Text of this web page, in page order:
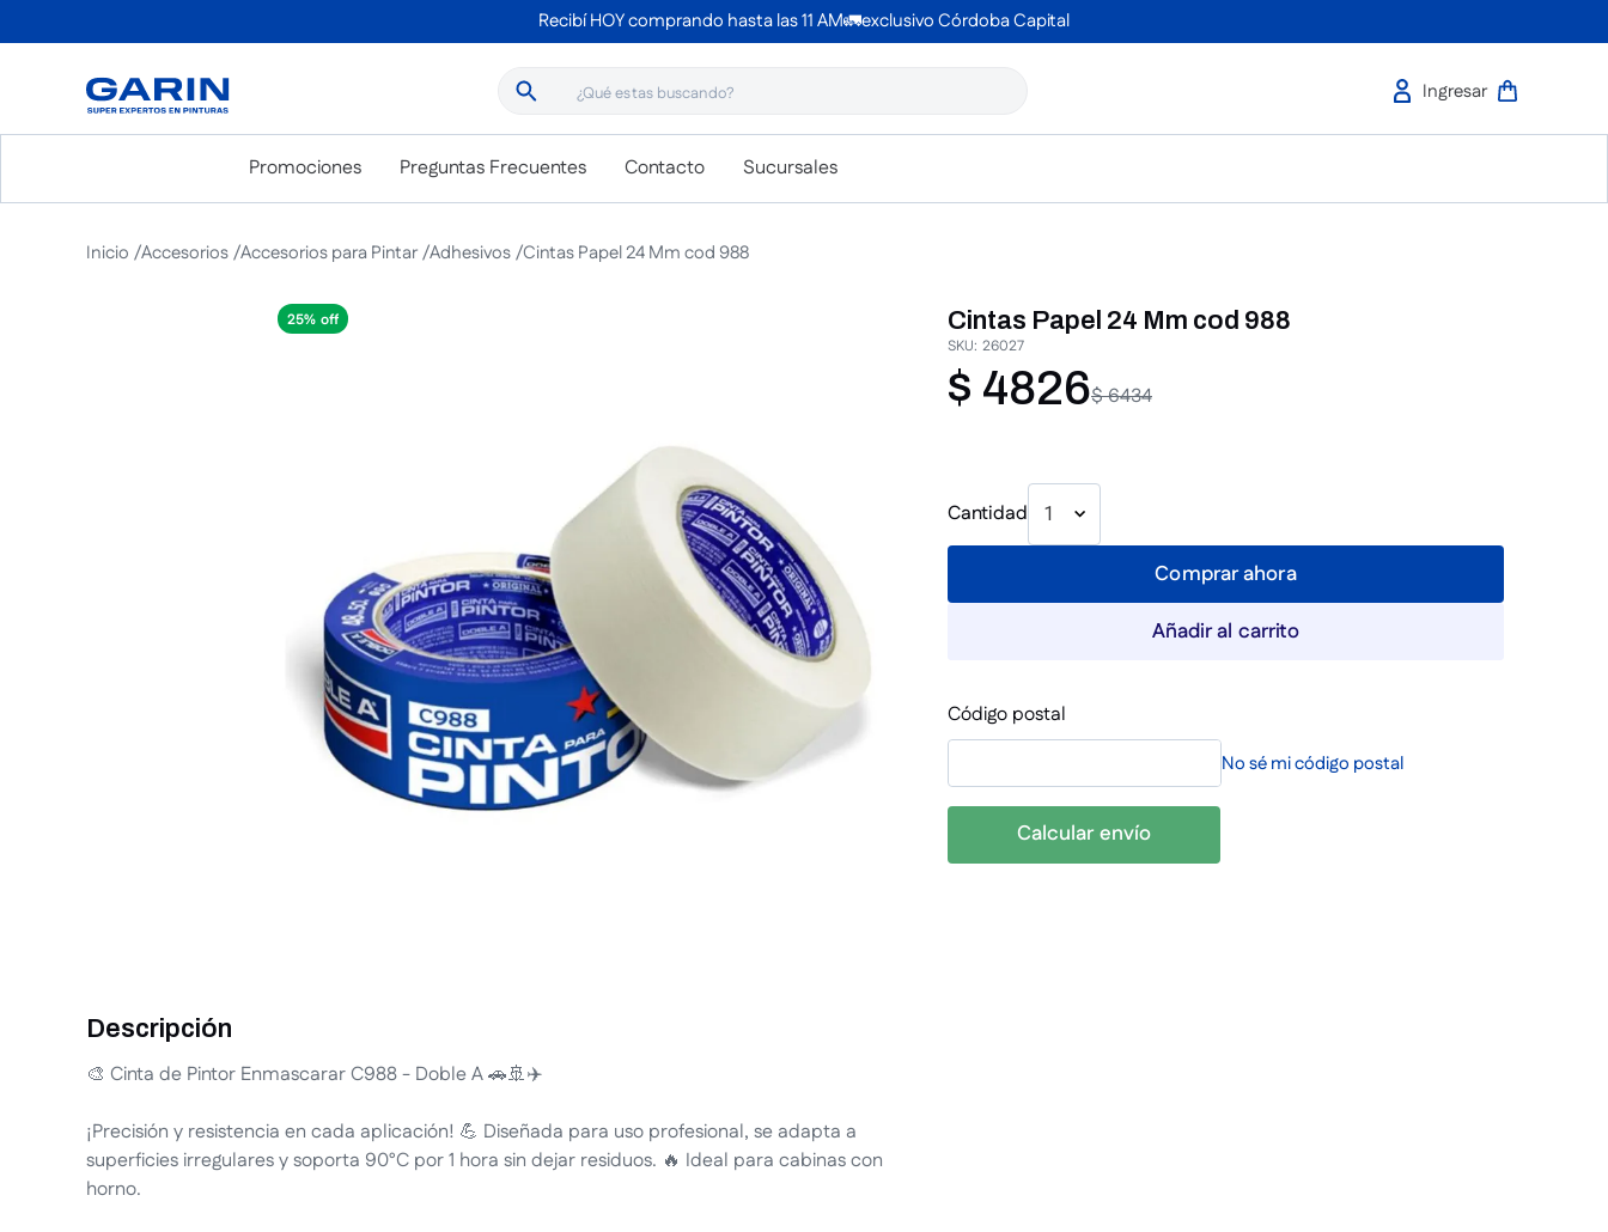
Recibí HOY comprando hasta las 11 AM🚛exclusivo Córdoba Capital
¿Qué estas buscando?
Promociones Preguntas Frecuentes Contacto Sucursales
Accesorios Accesorios para Pintar Adhesivos Cintas Papel 24 Mm cod 988
25%
Descripción
🎨 Cinta de Pintor Enmascarar C988 - Doble A 🚗🚢✈️
¡Precisión y resistencia en cada aplicación! 💪 Diseñada para uso profesional, se adapta a
superficies irregulares y soporta 90°C por 1 hora sin dejar residuos. 🔥 Ideal para cabinas con
horno.
Cintas Papel 24 Mm cod 988
SKU: 26027
$6434
$ 4826
Cantidad 1
Comprar ahora
Añadir al carrito
Código postal
No sé mi código postal
Calcular envío